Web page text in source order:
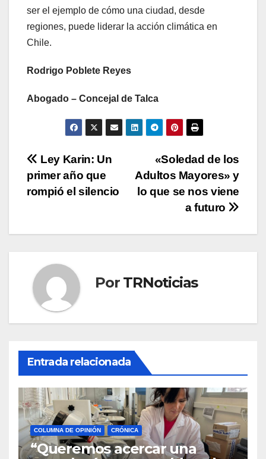
ser el ejemplo de cómo una ciudad, desde
regiones, puede liderar la acción climática en
Chile.
Rodrigo Poblete Reyes
Abogado – Concejal de Talca
Navegación
de
«Soledad de los
Adultos Mayores» y
lo que se nos viene
a futuro
Ley Karin: Un
primer año que
rompió el silencio
Por TRNoticias
Entrada relacionada
COLUMNA DE OPINIÓN CRÓNICA
“Queremos acercar una